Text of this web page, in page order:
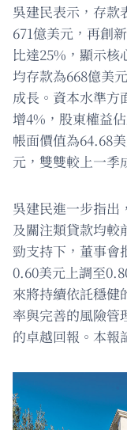
吳建民表示，存款
671億美元，再創
比達25%，顯示核
均存款為668億美
成長。資本水準方
增4%，股東權益
帳面價值為64.68
元，雙雙較上一季
吳建民進一步指出
及關注類貸款均較
勁支持下，董事會
0.60美元上調至
來將持續依託穩健
率與完善的風險管
的卓越回報。本報